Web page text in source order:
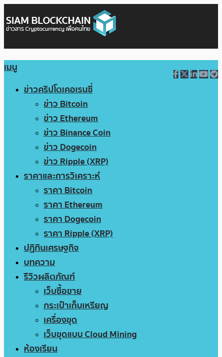
เมนู
ข่าวคริปโตเคอเรนซี่
ข่าว Bitcoin
ข่าว Ethereum
ข่าว Binance Coin
ข่าว Dogecoin
ข่าว Ripple (XRP)
ราคาและการวิเคราะห์
ราคา Bitcoin
ราคา Ethereum
ราคา Dogecoin
ราคา Ripple (XRP)
ปฏิทินเศรษฐกิจ
บทความ
รีวิวผลิตภัณฑ์
เว็บซื้อขาย
กระเป๋าเก็บเหรียญ
เครื่องขุด
เว็บขุดแบบ Cloud Mining
ห้องเรียน